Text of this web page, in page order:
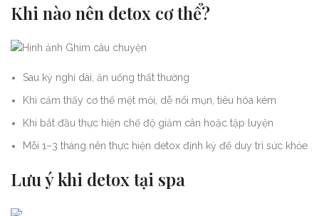
Khi nào nên detox cơ thể?
Sau kỳ nghỉ dài, ăn uống thất thường
Khi cảm thấy cơ thể mệt mỏi, dễ nổi mụn, tiêu hóa kém
Khi bắt đầu thực hiện chế độ giảm cân hoặc tập luyện
Mỗi 1–3 tháng nên thực hiện detox định kỳ để duy trì sức khỏe
Lưu ý khi detox tại spa